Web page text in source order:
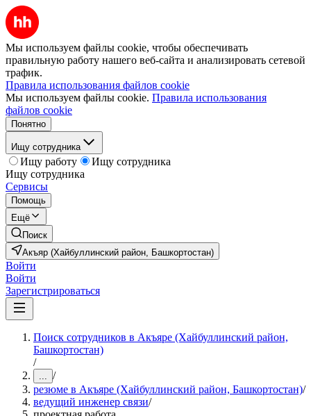
Мы используем файлы cookie, чтобы обеспечивать
правильную работу нашего веб-сайта и анализировать сетевой
трафик.
Правила использования файлов cookie
Мы используем файлы cookie. Правила использования
файлов cookie
Понятно
Ищу сотрудника
Ищу работу
Ищу сотрудника
Ищу сотрудника
Сервисы
Помощь
Ещё
Поиск
Акъяр (Хайбуллинский район, Башкортостан)
Войти
Войти
Зарегистрироваться
Поиск сотрудников в Акъяре (Хайбуллинский район,
Башкортостан)
/
... /
резюме в Акъяре (Хайбуллинский район, Башкортостан)/
ведущий инженер связи/